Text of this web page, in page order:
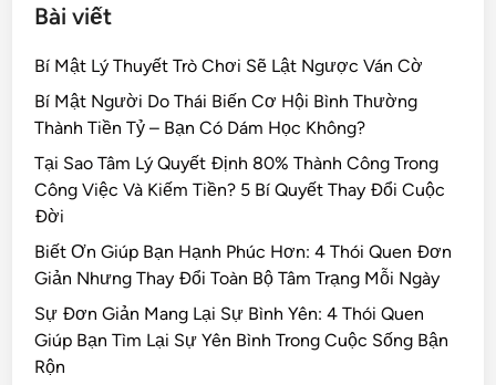
Bài viết
Bí Mật Lý Thuyết Trò Chơi Sẽ Lật Ngược Ván Cờ
Bí Mật Người Do Thái Biến Cơ Hội Bình Thường
Thành Tiền Tỷ – Bạn Có Dám Học Không?
Tại Sao Tâm Lý Quyết Định 80% Thành Công Trong
Công Việc Và Kiếm Tiền? 5 Bí Quyết Thay Đổi Cuộc
Đời
Biết Ơn Giúp Bạn Hạnh Phúc Hơn: 4 Thói Quen Đơn
Giản Nhưng Thay Đổi Toàn Bộ Tâm Trạng Mỗi Ngày
Sự Đơn Giản Mang Lại Sự Bình Yên: 4 Thói Quen
Giúp Bạn Tìm Lại Sự Yên Bình Trong Cuộc Sống Bận
Rộn